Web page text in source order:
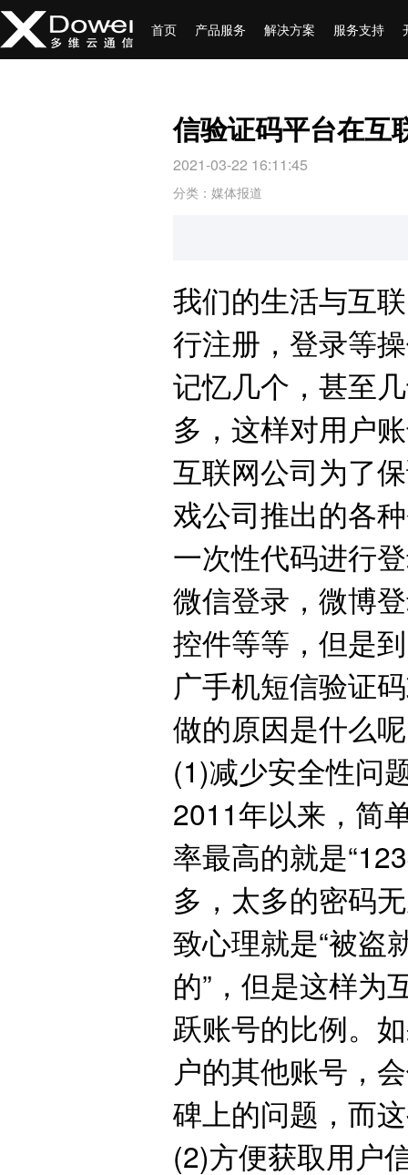
首页 产品服务 解决方案 服务支持
信验证码平台在互
2021-03-22 16:11:45
分类：媒体报道
我们的生活与互
行注册，登录等
记忆几个，甚至
多，这样对用户
互联网公司为了
戏公司推出的各
一次性代码进行
微信登录，微博
控件等等，但是
广手机短信验证
做的原因是什么
(1)减少安全性问
2011年以来，简
率最高的就是
多，太多的密码
致心理就是“被盗
的”，但是这样为
跃账号的比例。
户的其他账号，
碑上的问题，而
(2)方便获取用户